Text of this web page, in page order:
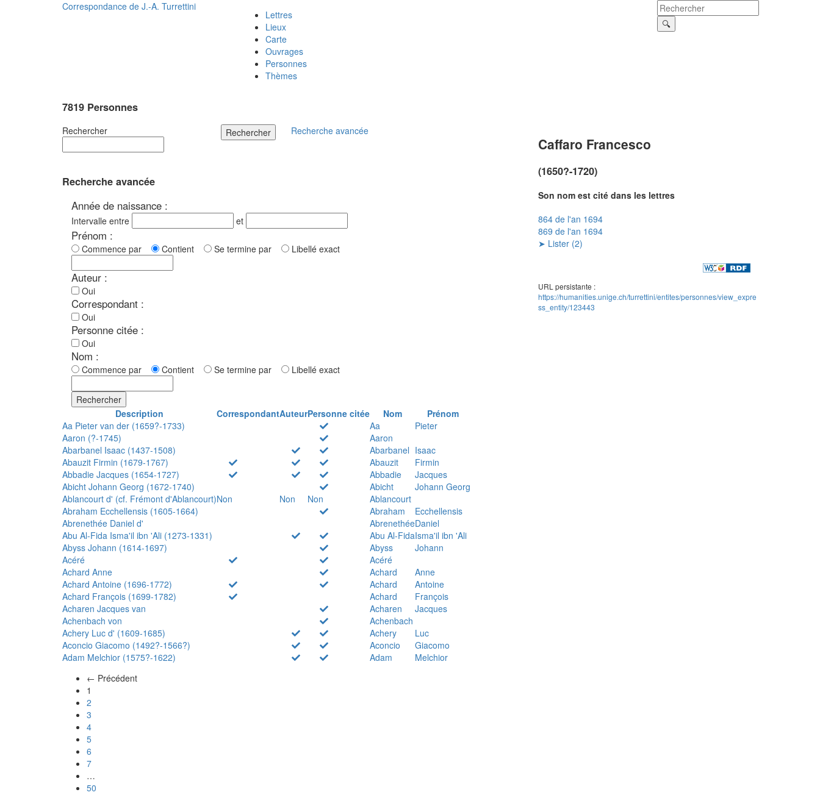
Correspondance de J.-A. Turrettini
Lettres
Lieux
Carte
Ouvrages
Personnes
Thèmes
7819 Personnes
Rechercher Rechercher Recherche avancée
Recherche avancée
Année de naissance :
Intervalle entre et
Prénom :
Commence par Contient Se termine par Libellé exact
Auteur :
Oui
Correspondant :
Oui
Personne citée :
Oui
Nom :
Commence par Contient Se termine par Libellé exact
Rechercher
Description
CorrespondantAuteurPersonne citée Nom
Prénom
Aa Pieter van der (1659?-1733)
Aa
Pieter
Aaron (?-1745)
Aaron
Abarbanel Isaac (1437-1508)
Abarbanel Isaac
Abauzit Firmin (1679-1767)
Abauzit
Firmin
Abbadie Jacques (1654-1727)
Abbadie
Jacques
Abicht Johann Georg (1672-1740)
Abicht
Johann Georg
Ablancourt d' (cf. Frémont d'Ablancourt)Non Non Non
Ablancourt
Abraham Ecchellensis (1605-1664)
Abraham
Ecchellensis
Abrenethée Daniel d'
AbrenethéeDaniel
Abu Al-Fida Isma'il ibn 'Ali (1273-1331)
Abu Al-FidaIsma'il ibn 'Ali
Abyss Johann (1614-1697)
Abyss
Johann
Acéré
Acéré
Achard Anne
Achard
Anne
Achard Antoine (1696-1772)
Achard
Antoine
Achard François (1699-1782)
Achard
François
Acharen Jacques van
Acharen
Jacques
Achenbach von
Achenbach
Achery Luc d' (1609-1685)
Achery
Luc
Aconcio Giacomo (1492?-1566?)
Aconcio
Giacomo
Adam Melchior (1575?-1622)
Adam
Melchior
← Précédent
1
2
3
4
5
6
7
…
50
Caffaro Francesco
(1650?-1720)
Son nom est cité dans les lettres
864 de l'an 1694
869 de l'an 1694
➤ Lister (2)
URL persistante :
https://humanities.unige.ch/turrettini/entites/personnes/view_expre
ss_entity/123443